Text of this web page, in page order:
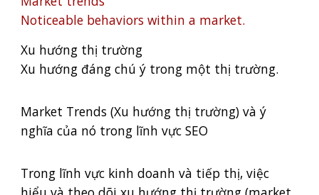
Noticeable behaviors within a market.
Xu hướng thị trường
Xu hướng đáng chú ý trong một thị trường.
Market Trends (Xu hướng thị trường) và ý
nghĩa của nó trong lĩnh vực SEO
Trong lĩnh vực kinh doanh và tiếp thị, việc